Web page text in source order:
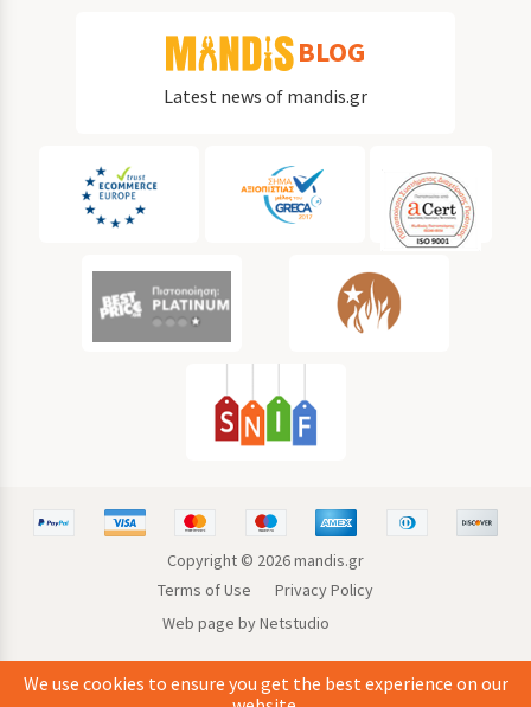
BLOG
Latest news of mandis.gr
Copyright © 2026mandis.gr
Terms of Use
Privacy Policy
Web page by Netstudio
We use cookies to ensure you get the best experience on our